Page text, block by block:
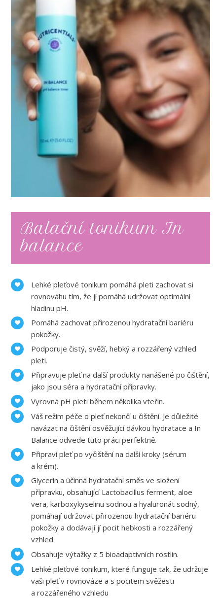
Balační tonikum In
balance
Lehké pleťové tonikum pomáhá pleti zachovat si
rovnováhu tím, že jí pomáhá udržovat optimální
hladinu pH.
Pomáhá zachovat přirozenou hydratační bariéru
pokožky.
Podporuje čistý, svěží, hebký a rozzářený vzhled
pleti.
Připravuje pleť na další produkty nanášené po čištění,
jako jsou séra a hydratační přípravky.
Vyrovná pH pleti během několika vteřin.
Váš režim péče o pleť nekončí u čištění. Je důležité
navázat na čištění osvěžující dávkou hydratace a In
Balance odvede tuto práci perfektně.
Připraví pleť po vyčištění na další kroky (sérum
a krém).
Glycerin a účinná hydratační směs ve složení
přípravku, obsahující Lactobacillus ferment, aloe
vera, karboxykyselinu sodnou a hyaluronát sodný,
pomáhají udržovat přirozenou hydratační bariéru
pokožky a dodávají jí pocit hebkosti a rozzářený
vzhled.
Obsahuje výtažky z 5 bioadaptivních rostlin.
Lehké pleťové tonikum, které funguje tak, že udržuje
vaši pleť v rovnováze a s pocitem svěžesti
a rozzářeného vzhledu